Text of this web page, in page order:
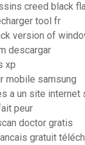
creed black
tool fr
version of
descargar
xp
mobile samsung
a un site internet
peur
doctor gratis
gratuit